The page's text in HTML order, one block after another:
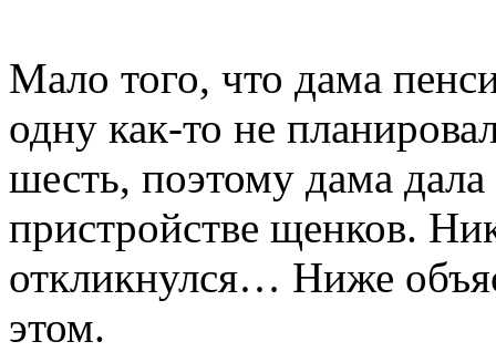
Мало того, что дама
одну как-то не
шесть, поэтому дама
пристройстве щенков.
откликнулся… Ниже
этом.